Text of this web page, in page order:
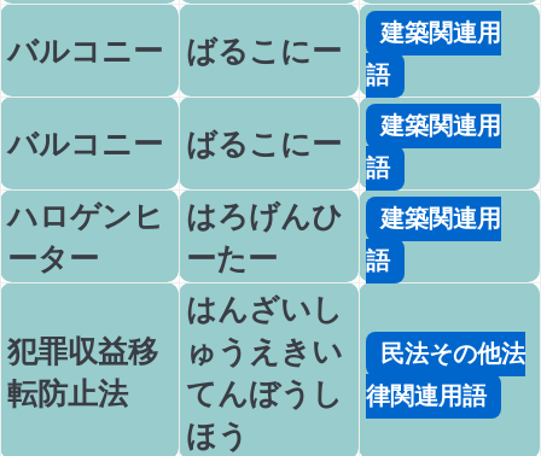
バルコニー ばるこにー
建築関連用
語
バルコニー ばるこにー
建築関連用
語
ハロゲンヒ
ーター
はろげんひ
ーたー
建築関連用
語
犯罪収益移
転防止法
はんざいし
ゅうえきい
てんぼうし
ほう
民法その他法
律関連用語